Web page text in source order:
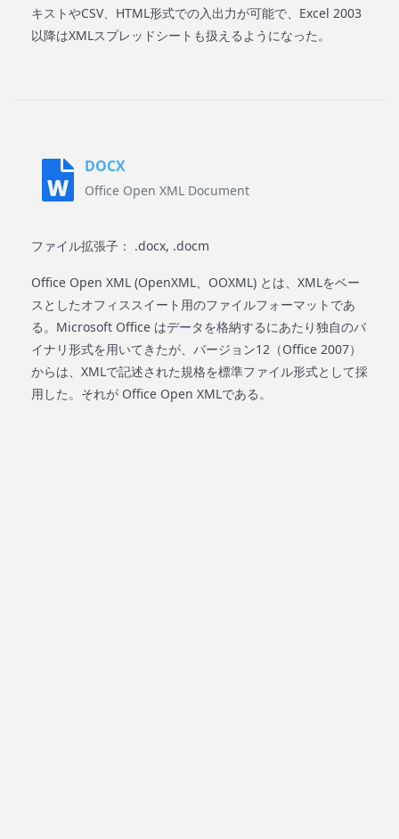
キストやCSV、HTML形式での入出力が可能で、Excel 2003
以降はXMLスプレッドシートも扱えるようになった。
DOCX
Office Open XML Document
ファイル拡張子： .docx, .docm
Office Open XML (OpenXML、OOXML) とは、XMLをベー
スとしたオフィススイート用のファイルフォーマットであ
る。Microsoft Office はデータを格納するにあたり独自のバ
イナリ形式を用いてきたが、バージョン12（Office 2007）
からは、XMLで記述された規格を標準ファイル形式として採
用した。それが Office Open XMLである。